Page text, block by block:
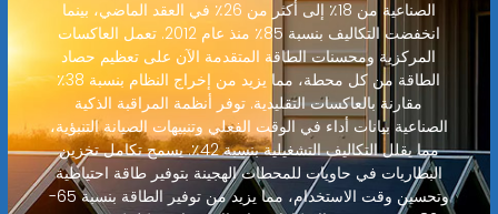
الصناعية من 18٪ إلى أكثر من 26٪ في العقد الماضي، بينما
انخفضت التكاليف بنسبة 85٪ منذ عام 2012. تعمل العاكسات
المركزية ومحسنات الطاقة المتقدمة الآن على تعظيم حصاد
الطاقة من كل محطة، مما يزيد من إخراج النظام بنسبة 38٪
مقارنة بالعاكسات التقليدية. توفر أنظمة المراقبة الذكية
الصناعية بيانات أداء في الوقت الفعلي وتنبيهات الصيانة التنبؤية،
مما يقلل التكاليف التشغيلية بنسبة 42٪. يسمح تكامل تخزين
البطاريات في حاويات للمحطات الهجينة بتوفير طاقة احتياطية
وتحسين وقت الاستخدام، مما يزيد من توفير الطاقة بنسبة 65-